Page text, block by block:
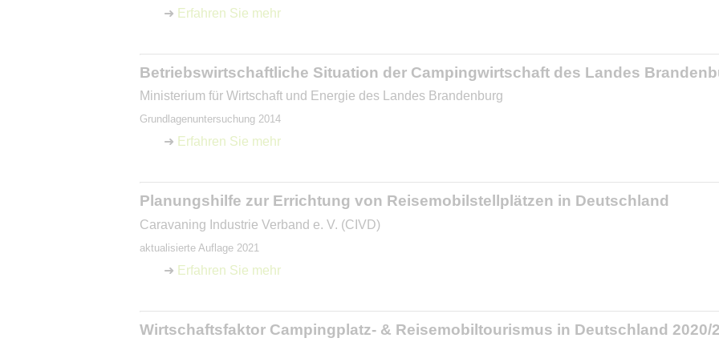
➜ Erfahren Sie mehr
Betriebswirtschaftliche Situation der Campingwirtschaft des Landes
Ministerium für Wirtschaft und Energie des Landes Brandenburg
Grundlagenuntersuchung 2014
➜ Erfahren Sie mehr
Planungshilfe zur Errichtung von Reisemobilstellplätzen in Deutschland
Caravaning Industrie Verband e. V. (CIVD)
aktualisierte Auflage 2021
➜ Erfahren Sie mehr
Wirtschaftsfaktor Campingplatz- & Reisemobiltourismus in Deutschland 2020/